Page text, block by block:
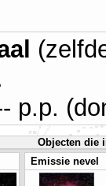
p.p.
Objecten die
Emissie nevel